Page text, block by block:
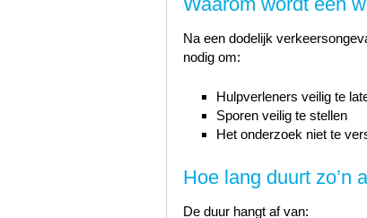
Na een dodelijk
nodig om:
Hulpverleners veilig te
Sporen veilig te stellen
Het onderzoek niet te
Hoe lang duurt zo’n
De duur hangt af van: